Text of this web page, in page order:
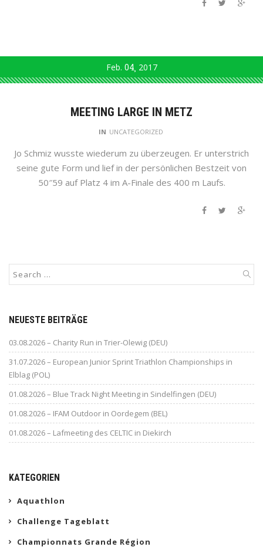
Feb. 04 2017
MEETING LARGE IN METZ
IN UNCATEGORIZED
Jo Schmiz wusste wiederum zu überzeugen. Er unterstrich
seine gute Form und lief in der persönlichen Bestzeit von
50″59 auf Platz 4 im A-Finale des 400 m Laufs.
NEUESTE BEITRÄGE
03.08.2026 – Charity Run in Trier-Olewig (DEU)
31.07.2026 – European Junior Sprint Triathlon Championships in
Elblag (POL)
01.08.2026 – Blue Track Night Meeting in Sindelfingen (DEU)
01.08.2026 – IFAM Outdoor in Oordegem (BEL)
01.08.2026 – Lafmeeting des CELTIC in Diekirch
KATEGORIEN
Aquathlon
Challenge Tageblatt
Championnats Grande Région